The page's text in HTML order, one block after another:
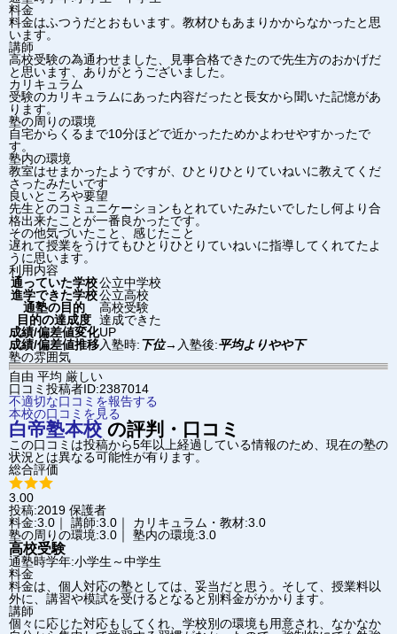
料金
料金はふつうだとおもいます。教材ひもあまりかからなかったと思
います。
講師
高校受験の為通わせました、見事合格できたので先生方のおかげだ
と思います、ありがとうございました。
カリキュラム
受験のカリキュラムにあった内容だったと長女から聞いた記憶があ
ります。
塾の周りの環境
自宅からくるまで10分ほどで近かったためかよわせやすかったで
す。
塾内の環境
教室はせまかったようですが、ひとりひとりていねいに教えてくだ
さったみたいです
良いところや要望
先生とのコミュニケーションもとれていたみたいでしたし何より合
格出来たことが一番良かったです。
その他気づいたこと、感じたこと
遅れて授業をうけてもひとりひとりていねいに指導してくれてたよ
うに思います。
利用内容
通っていた学校公立中学校
進学できた学校公立高校
通塾の目的
高校受験
目的の達成度 達成できた
成績/偏差値変化UP
成績/偏差値推移入塾時:下位→ 入塾後:平均よりやや下
塾の雰囲気
自由 平均 厳しい
口コミ投稿者ID:2387014
不適切な口コミを報告する
本校の口コミを見る
白帝塾本校 の評判・口コミ
この口コミは投稿から5年以上経過している情報のため、現在の塾の
状況とは異なる可能性が有ります。
総合評価
3.00
投稿:2019 保護者
料金:3.0｜ 講師:3.0｜ カリキュラム・教材:3.0
塾の周りの環境:3.0｜ 塾内の環境:3.0
高校受験
通塾時学年:小学生～中学生
料金
料金は、個人対応の塾としては、妥当だと思う。そして、授業料以
外に、講習や模試を受けるとなると別料金がかかります。
講師
個々に応じた対応もしてくれ、学校別の環境も用意され、なかなか